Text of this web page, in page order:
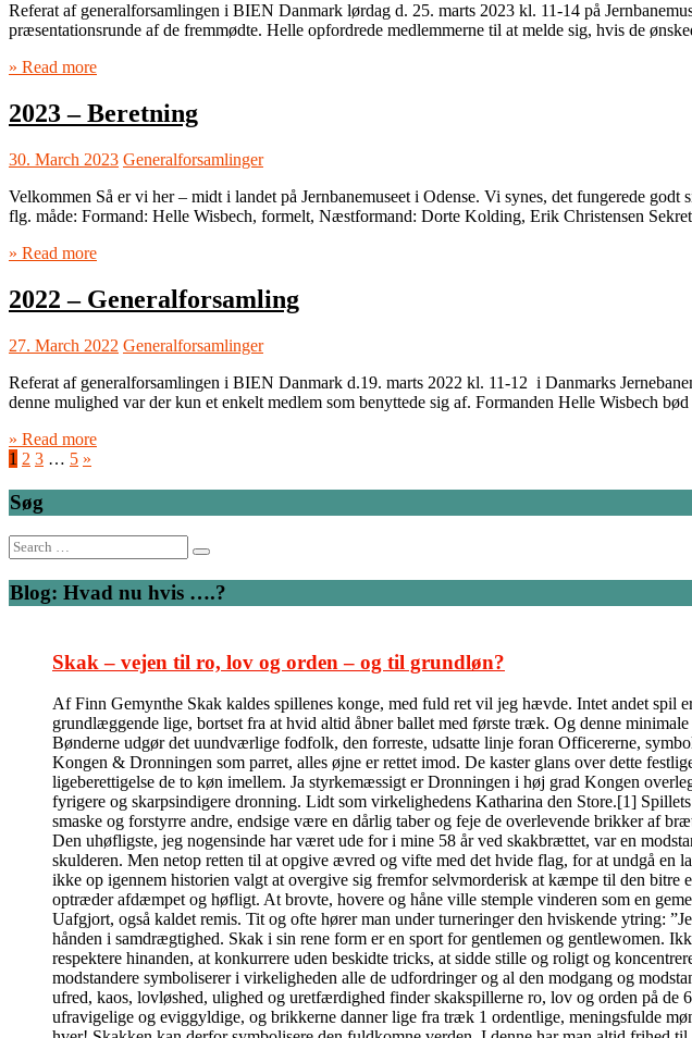
Referat af generalforsamlingen i BIEN Danmark lørdag d. 25. marts 2023 kl. 11-14 på
præsentationsrunde af de fremmødte. Helle opfordrede medlemmerne til at melde sig, hvis de
» Read more
2023 – Beretning
30. March 2023 Generalforsamlinger
Velkommen Så er vi her – midt i landet på Jernbanemuseet i Odense. Vi synes, det fungerede
flg. måde: Formand: Helle Wisbech, formelt, Næstformand: Dorte Kolding, Erik Christensen
» Read more
2022 – Generalforsamling
27. March 2022 Generalforsamlinger
Referat af generalforsamlingen i BIEN Danmark d.19. marts 2022 kl. 11-12 i Danmarks
denne mulighed var der kun et enkelt medlem som benyttede sig af. Formanden Helle Wisbech
» Read more
1 2 3 … 5 »
Søg
Search
for:
Blog: Hvad nu hvis ….?
Skak – vejen til ro, lov og orden – og til grundløn?
Af Finn Gemynthe Skak kaldes spillenes konge, med fuld ret vil jeg hævde. Intet andet
grundlæggende lige, bortset fra at hvid altid åbner ballet med første træk. Og denne
Bønderne udgør det uundværlige fodfolk, den forreste, udsatte linje foran Officererne,
Kongen & Dronningen som parret, alles øjne er rettet imod. De kaster glans over dette
ligeberettigelse de to køn imellem. Ja styrkemæssigt er Dronningen i høj grad Kongen
fyrigere og skarpsindigere dronning. Lidt som virkelighedens Katharina den Store.[1]
smaske og forstyrre andre, endsige være en dårlig taber og feje de overlevende brikker af
Den uhøfligste, jeg nogensinde har været ude for i mine 58 år ved skakbrættet, var en
skulderen. Men netop retten til at opgive ævred og vifte med det hvide flag, for at undgå
ikke op igennem historien valgt at overgive sig fremfor selvmorderisk at kæmpe til den bitre
optræder afdæmpet og høfligt. At brovte, hovere og håne ville stemple vinderen som en
Uafgjort, også kaldet remis. Tit og ofte hører man under turneringer den hviskende ytring:
hånden i samdrægtighed. Skak i sin rene form er en sport for gentlemen og gentlewomen.
respektere hinanden, at konkurrere uden beskidte tricks, at sidde stille og roligt og
modstandere symboliserer i virkeligheden alle de udfordringer og al den modgang og
ufred, kaos, lovløshed, ulighed og uretfærdighed finder skakspillerne ro, lov og orden på
ufravigelige og eviggyldige, og brikkerne danner lige fra træk 1 ordentlige, meningsfulde